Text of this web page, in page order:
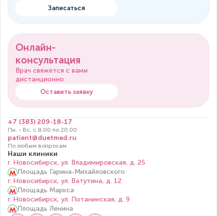
Записаться
Онлайн-
консультация
Врач свяжется с вами
дистанционно
Оставить заявку
+7 (383) 209-18-17
Пн. - Вс. с 8.00 по 20.00
patient@duetmed.ru
По любым вопросам
Наши клиники
г. Новосибирск, ул. Владимировская, д. 25
Площадь Гарина-Михайловского
г. Новосибирск, ул. Ватутина, д. 12
Площадь Маркса
г. Новосибирск, ул. Потанинская, д. 9
Площадь Ленина